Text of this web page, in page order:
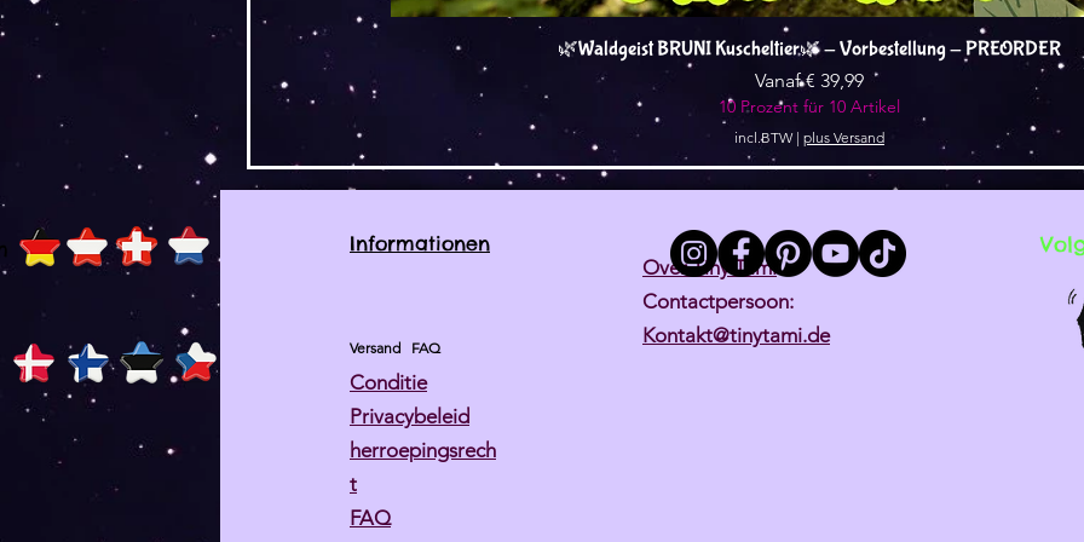
Snel overzicht
🌿Waldgeist BRUNI Kuscheltier🌿 - Vorbestellung - PREORDER
Vanaf€ 39,99
Verkoopprijs
10 Prozent für 10 Artikel
incl.BTW | plus Versand
Informationen
Versand FAQ
Conditie
Privacybeleid
herroepingsrech
t
FAQ
Over Tiny Tami
Contactpersoon:
Kontakt@tinytami.de